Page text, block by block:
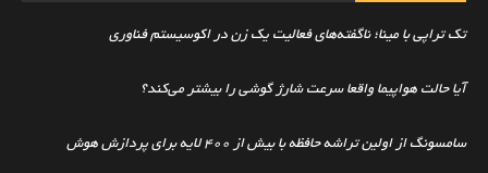
تک تراپی با مینا؛ ناگفته‌های فعالیت یک زن در اکوسیستم فناوری
آیا حالت هواپیما واقعا سرعت شارژ گوشی را بیشتر می‌کند؟
سامسونگ از اولین تراشه حافظه با بیش از ۴۰۰ لایه برای پردازش هوش